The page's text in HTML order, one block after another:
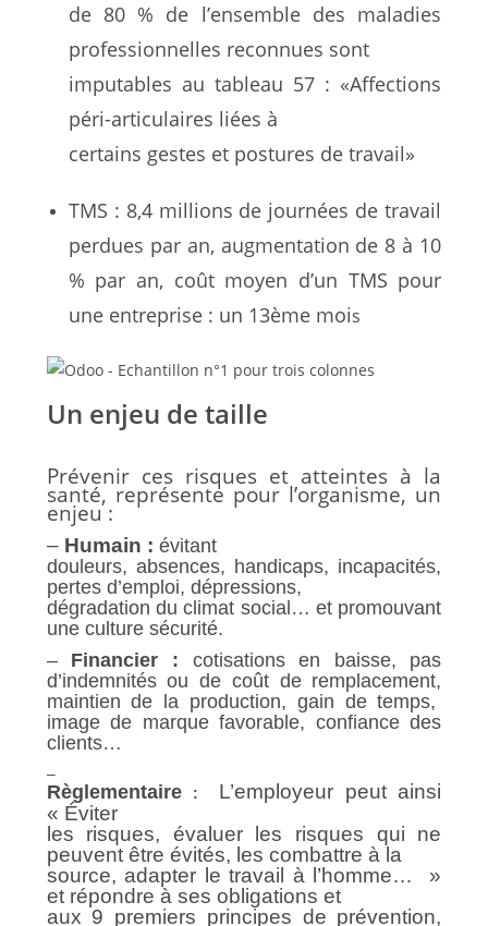
de 80 % de l’ensemble des maladies
professionnelles reconnues sont
imputables au tableau 57 : «Affections
péri-articulaires liées à
certains gestes et postures de travail»
TMS : 8,4 millions de journées de travail
perdues par an, augmentation de 8 à 10
% par an, coût moyen d’un TMS pour
une entreprise : un 13ème mois
Un enjeu de taille
Prévenir ces risques et atteintes à la
santé, représente pour l’organisme, un
enjeu :
– Humain : évitant
douleurs, absences, handicaps, incapacités,
pertes d’emploi, dépressions,
dégradation du climat social… et promouvant
une culture sécurité.
– Financier : cotisations en baisse, pas
d’indemnités ou de coût de remplacement,
maintien de la production, gain de temps,
image de marque favorable, confiance des
clients…
–
Règlementaire :
L’employeur peut ainsi
« Éviter
les risques, évaluer les risques qui ne
peuvent être évités, les combattre à la
source, adapter le travail à l’homme… »
et répondre à ses obligations et
aux 9 premiers principes de prévention,